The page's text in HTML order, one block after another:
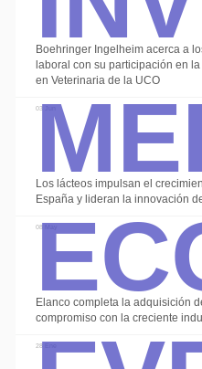
Boehringer Ingelheim acerca a
laboral con su participación en
en Veterinaria de la UCO
03 Jun
Los lácteos impulsan el
España y lideran la innovación
08 May
Elanco completa la adquisición
compromiso con la creciente
28 Ene